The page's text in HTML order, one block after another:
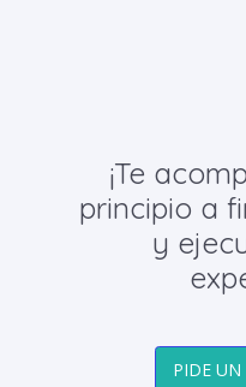
¡Te
principio a
y
PIDE UN